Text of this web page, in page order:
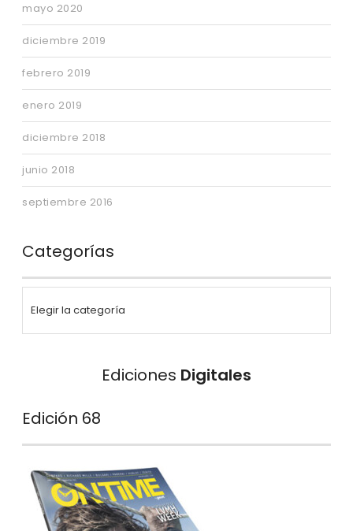
mayo 2020
diciembre 2019
febrero 2019
enero 2019
diciembre 2018
junio 2018
septiembre 2016
Categorías
Ediciones Digitales
Edición 68